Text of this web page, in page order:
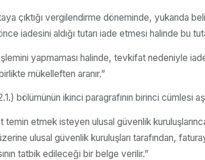
çıktığı vergilendirme döneminde,
iadesini aldığı tutarı iade etmesi halinde bu
yapmaması halinde, tevkifat nedeniyle
mükelleften aranır.”
bölümünün ikinci paragrafının birinci cümlesi
temin etmek isteyen ulusal güvenlik
ulusal güvenlik kuruluşları tarafından,
tatbik edileceği bir belge verilir.”